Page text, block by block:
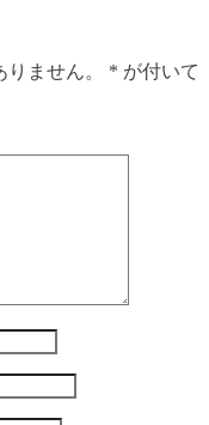
ません。 * が付いて